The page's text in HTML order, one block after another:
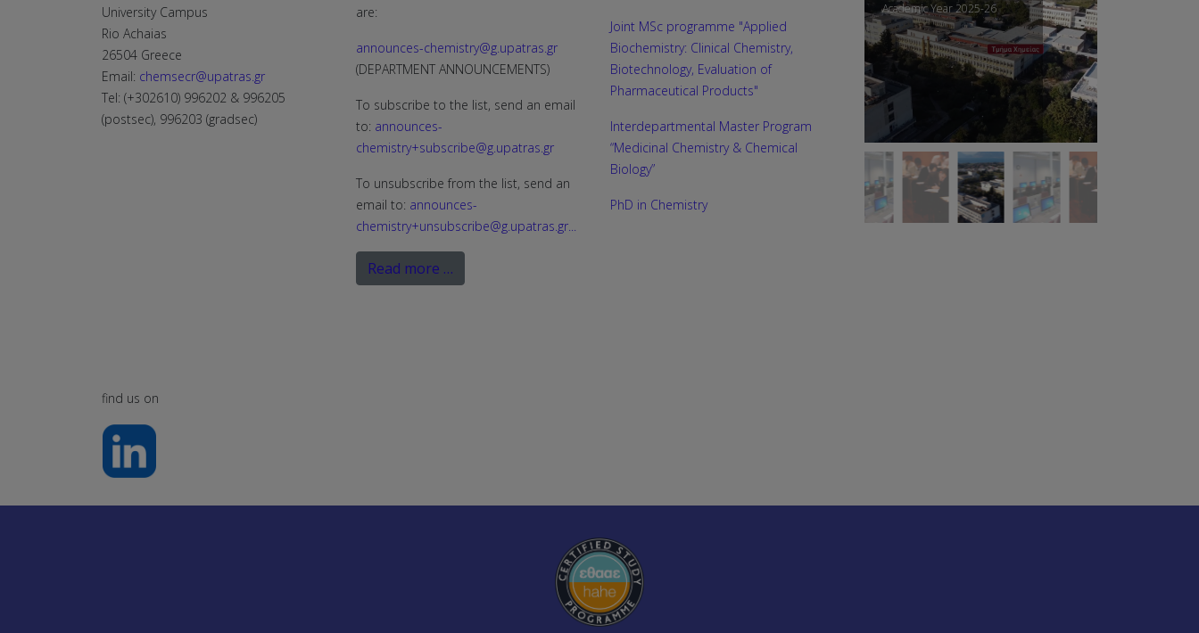
University Campus
Rio Achaias
26504 Greece
Email: chemsecr@upatras.gr
Tel: (+302610) 996202 & 996205
(postsec), 996203 (gradsec)
find us on
are:
announces-chemistry@g.upatras.gr
(DEPARTMENT ANNOUNCEMENTS)
To subscribe to the list, send an email
to: announces-
chemistry+subscribe@g.upatras.gr
To unsubscribe from the list, send an
email to: announces-
chemistry+unsubscribe@g.upatras.gr...
Read more …
Joint MSc programme "Applied
Biochemistry: Clinical Chemistry,
Biotechnology, Evaluation of
Pharmaceutical Products"
Interdepartmental Master Program
“Medicinal Chemistry & Chemical
Biology”
PhD in Chemistry
Academic Year 2025-26